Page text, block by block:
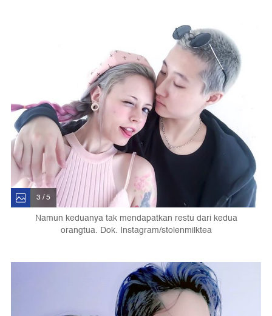
3 / 5
Namun keduanya tak mendapatkan restu dari kedua
orangtua. Dok. Instagram/stolenmilktea